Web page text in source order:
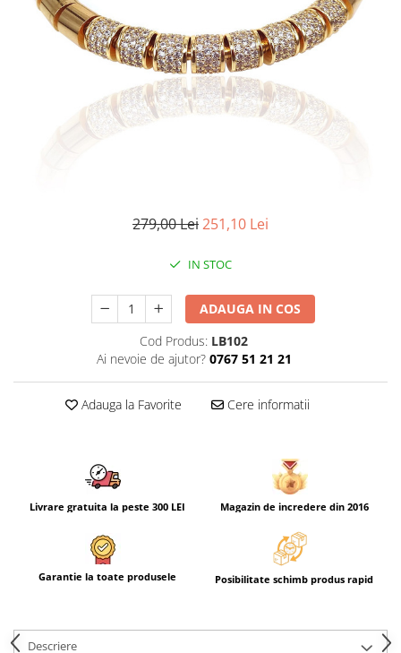
CERCEI
CEASURI DAMA
279,00 Lei251,10 Lei
IN STOC
ADAUGA IN COS
Cod Produs: LB102
Ai nevoie de ajutor? 0767 51 21 21
Adauga la Favorite Cere informatii
Livrare gratuita la peste 300 LEI Magazin de incredere din 2016
Garantie la toate produsele Posibilitate schimb produs rapid
Descriere